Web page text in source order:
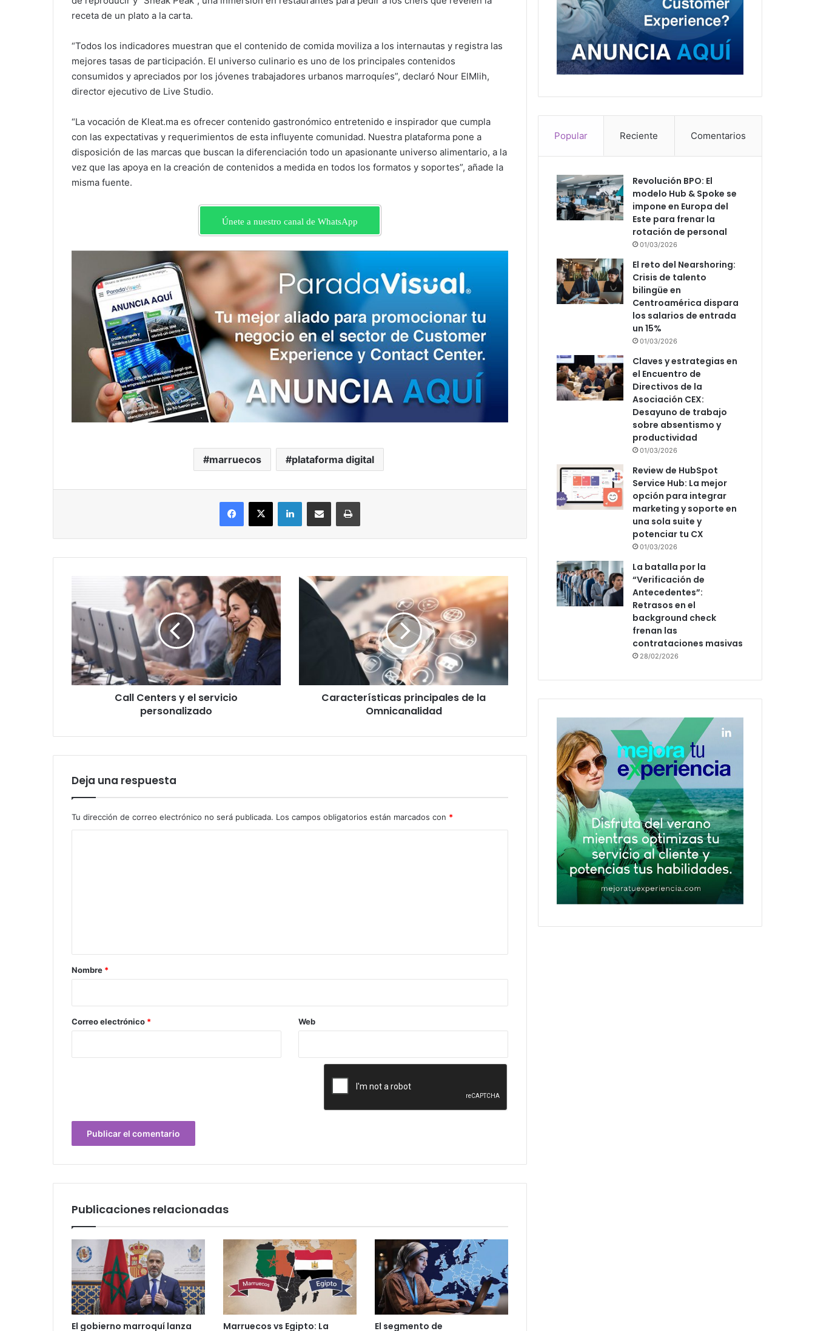
receta de un plato a la carta.
“Todos los indicadores muestran que el contenido de comida moviliza a los internautas y registra las
mejores tasas de participación. El universo culinario es uno de los principales contenidos
consumidos y apreciados por los jóvenes trabajadores urbanos marroquíes”, declaró Nour ElMlih,
director ejecutivo de Live Studio.
“La vocación de Kleat.ma es ofrecer contenido gastronómico entretenido e inspirador que cumpla
con las expectativas y requerimientos de esta influyente comunidad. Nuestra plataforma pone a
disposición de las marcas que buscan la diferenciación todo un apasionante universo alimentario, a la
vez que las apoya en la creación de contenidos a medida en todos los formatos y soportes”, añade la
misma fuente.
Únete a nuestro canal de WhatsApp
marruecos plataforma digital
Facebook
X LinkedInCompartir por correo electrónicoImprimir
y
servicio
personalizado
Call Centers y el servicio
personalizado
Características
principales
Omnicanalidad
Características principales de la
Omnicanalidad
Deja una respuesta
Tu dirección de correo electrónico no será publicada. Los campos obligatorios están marcados con *
r
*
Nombre *
Correo electrónico * Web
Publicaciones relacionadas
El gobierno marroquí lanza Marruecos vs Egipto: La El segmento de
Popular Reciente Comentarios
Revolución BPO: El
modelo Hub & Spoke se
impone en Europa del
Este para frenar la
rotación de personal
01/03/2026
El reto del Nearshoring:
Crisis de talento
bilingüe en
Centroamérica dispara
los salarios de entrada
un 15%
01/03/2026
Claves y estrategias en
el Encuentro de
Directivos de la
Asociación CEX:
Desayuno de trabajo
sobre absentismo y
productividad
01/03/2026
Review de HubSpot
Service Hub: La mejor
opción para integrar
marketing y soporte en
una sola suite y
potenciar tu CX
01/03/2026
La batalla por la
“Verificación de
Antecedentes”:
Retrasos en el
background check
frenan las
contrataciones masivas
28/02/2026